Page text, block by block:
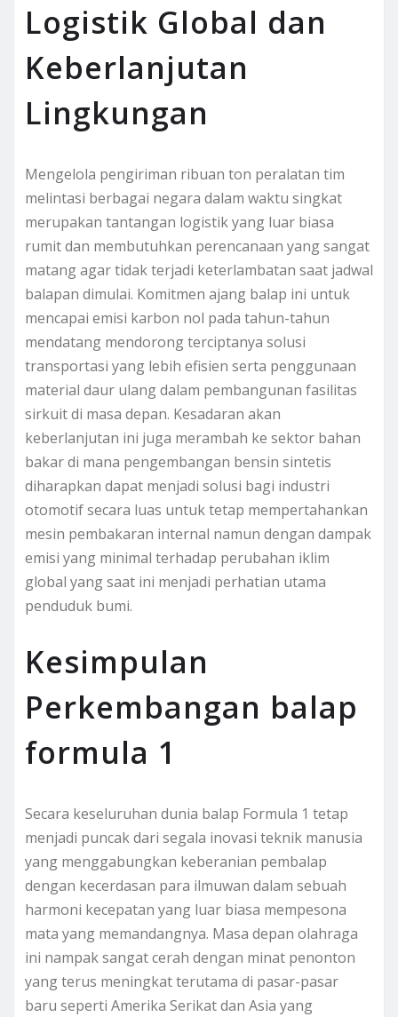
Logistik Global dan
Keberlanjutan
Lingkungan
Mengelola pengiriman ribuan ton peralatan tim
melintasi berbagai negara dalam waktu singkat
merupakan tantangan logistik yang luar biasa
rumit dan membutuhkan perencanaan yang sangat
matang agar tidak terjadi keterlambatan saat jadwal
balapan dimulai. Komitmen ajang balap ini untuk
mencapai emisi karbon nol pada tahun-tahun
mendatang mendorong terciptanya solusi
transportasi yang lebih efisien serta penggunaan
material daur ulang dalam pembangunan fasilitas
sirkuit di masa depan. Kesadaran akan
keberlanjutan ini juga merambah ke sektor bahan
bakar di mana pengembangan bensin sintetis
diharapkan dapat menjadi solusi bagi industri
otomotif secara luas untuk tetap mempertahankan
mesin pembakaran internal namun dengan dampak
emisi yang minimal terhadap perubahan iklim
global yang saat ini menjadi perhatian utama
penduduk bumi.
Kesimpulan
Perkembangan balap
formula 1
Secara keseluruhan dunia balap Formula 1 tetap
menjadi puncak dari segala inovasi teknik manusia
yang menggabungkan keberanian pembalap
dengan kecerdasan para ilmuwan dalam sebuah
harmoni kecepatan yang luar biasa mempesona
mata yang memandangnya. Masa depan olahraga
ini nampak sangat cerah dengan minat penonton
yang terus meningkat terutama di pasar-pasar
baru seperti Amerika Serikat dan Asia yang